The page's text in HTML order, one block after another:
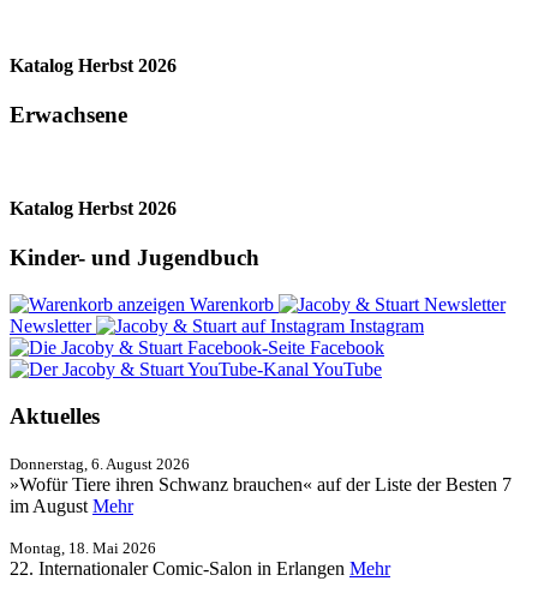
Katalog Herbst 2026
Erwachsene
Katalog Herbst 2026
Kinder- und Jugendbuch
Warenkorb
Newsletter
Instagram
Facebook
YouTube
Aktuelles
Donnerstag, 6. August 2026
»Wofür Tiere ihren Schwanz brauchen« auf der Liste der Besten 7
im August Mehr
Montag, 18. Mai 2026
22. Internationaler Comic-Salon in Erlangen Mehr